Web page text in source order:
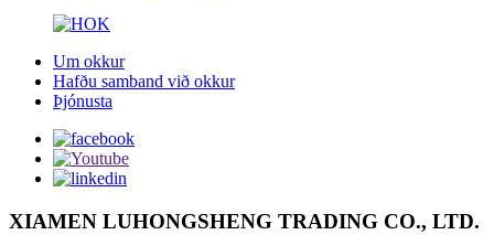
Um okkur
Hafðu samband við okkur
Þjónusta
XIAMEN LUHONGSHENG TRADING CO., LTD.